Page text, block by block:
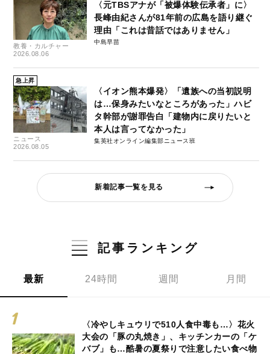
教養・カルチャー
2026.08.06
〈元TBSアナが「被爆体験伝承者」に〉
長峰由紀さんが81年前の広島を語り継ぐ
理由「これは昔話ではありません」
中島早苗
急上昇
ニュース
2026.08.05
〈イオン熊本爆発〉「遺族への当初説明
は…保身みたいなところがあった」ハビ
タ幹部が謝罪告白「建物内に戻りたいと
本人は言ってなかった」
集英社オンライン編集部ニュース班
新着記事一覧を見る
記事ランキング
最新 24時間 週間 月間
〈冷やしキュウリで510人食中毒も…〉花火
大会の「豚の丸焼き」、キッチンカーの「ケ
バブ」も…酷暑の夏祭りで注意したい食べ物